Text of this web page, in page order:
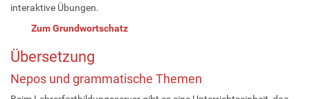
interaktive Übungen.
Zum Grundwortschatz
Übersetzung
Nepos und grammatische Themen